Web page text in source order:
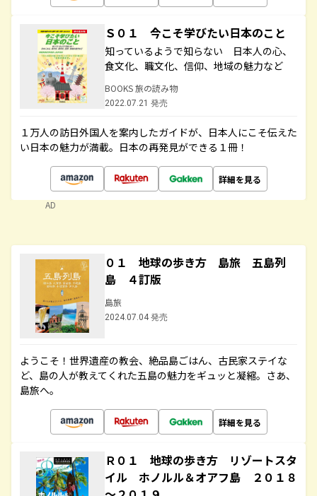
Ｓ０１ 今こそ学びたい日本のこと
知っているようで知らない 日本人の心、
食文化、職文化、信仰、地域の魅力など
BOOKS 旅の読み物
2022.07.21 発売
１万人の訪日外国人を案内したガイドが、日本人にこそ伝えた
い日本の魅力が満載。日本の再発見ができる１冊！
詳細を見る
AD
０１ 地球の歩き方 島旅 五島列
島 ４訂版
島旅
2024.07.04 発売
ようこそ！世界遺産の教会、絶品島ごはん、古民家ステイな
ど、島の人が教えてくれた五島の魅力をギュッと凝縮。さあ、
島旅へ。
詳細を見る
Ｒ０１ 地球の歩き方 リゾートスタ
イル ホノルル＆オアフ島 ２０１８